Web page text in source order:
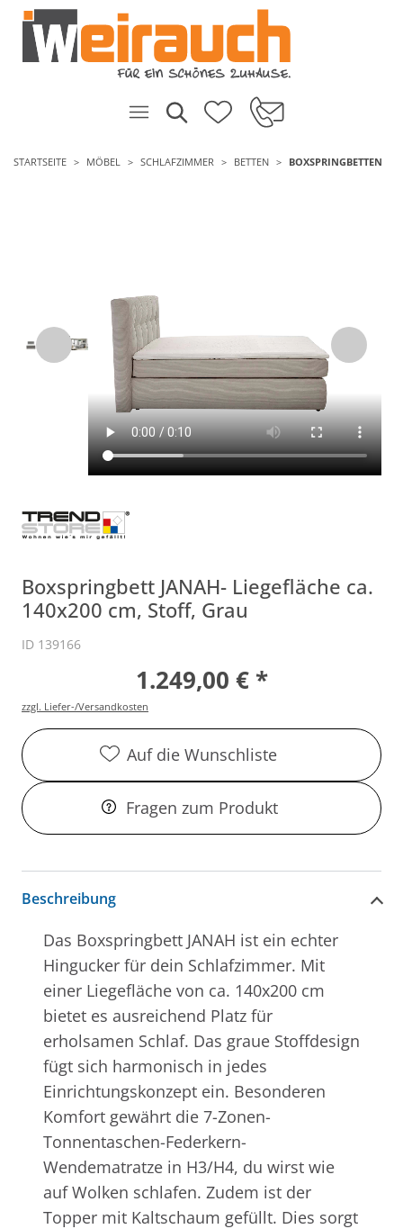
STARTSEITE MÖBEL SCHLAFZIMMER BETTEN BOXSPRINGBETTEN
Boxspringbett JANAH- Liegefläche ca.
140x200 cm, Stoff, Grau
ID 139166
1.249,00 € *
zzgl. Liefer-/Versandkosten
Auf die Wunschliste
Fragen zum Produkt
Beschreibung
Das Boxspringbett JANAH ist ein echter
Hingucker für dein Schlafzimmer. Mit
einer Liegefläche von ca. 140x200 cm
bietet es ausreichend Platz für
erholsamen Schlaf. Das graue Stoffdesign
fügt sich harmonisch in jedes
Einrichtungskonzept ein. Besonderen
Komfort gewährt die 7-Zonen-
Tonnentaschen-Federkern-
Wendematratze in H3/H4, du wirst wie
auf Wolken schlafen. Zudem ist der
Topper mit Kaltschaum gefüllt. Dies sorgt